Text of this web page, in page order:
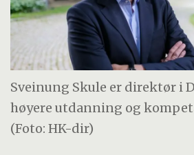
Sveinung Skule er direktør i
høyere utdanning og
(Foto: HK-dir)